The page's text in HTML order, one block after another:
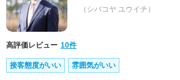
（シバコヤ ユウイチ）
高評価レビュー 10件
接客態度がいい 雰囲気がいい